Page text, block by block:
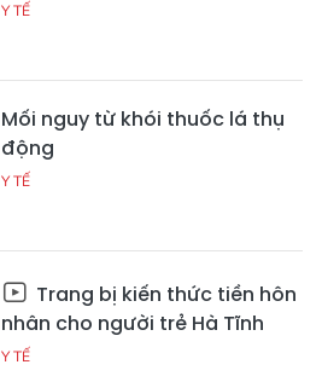
Y TẾ
Mối nguy từ khói thuốc lá thụ
động
Y TẾ
Trang bị kiến thức tiền hôn
nhân cho người trẻ Hà Tĩnh
Y TẾ